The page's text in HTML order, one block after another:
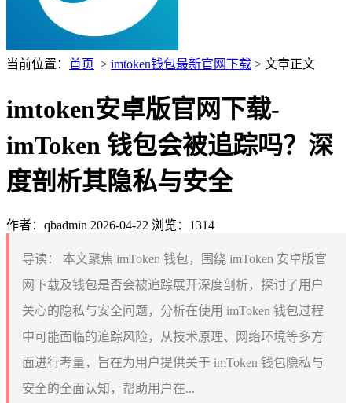
当前位置： 首页 > imtoken钱包最新官网下载 > 文章正文
imtoken安卓版官网下载-
imToken 钱包会被追踪吗？深
度剖析其隐私与安全
作者：qbadmin 2026-04-22 浏览：1314
导读：
本文聚焦 imToken 钱包，围绕 imToken 安卓版官
网下载及钱包是否会被追踪展开深度剖析，探讨了用户
关心的隐私与安全问题，分析在使用 imToken 钱包过程
中可能面临的追踪风险，从技术原理、网络环境等多方
面进行考量，旨在为用户提供关于 imToken 钱包隐私与
安全的全面认知，帮助用户在...